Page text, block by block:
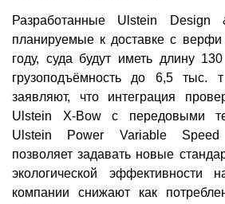
Разработанные Ulstein
планируемые к доставке с
году, суда будут иметь длину
грузоподъёмность до 6,5 тыс.
заявляют, что интеграция
Ulstein X-Bow с передовыми
Ulstein Power Variable Speed
позволяет задавать новые
экологической эффективности
компании снижают как